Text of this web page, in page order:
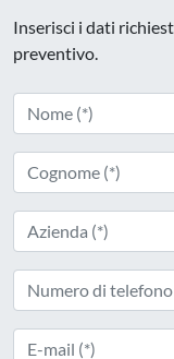
Inserisci i dati
preventivo.